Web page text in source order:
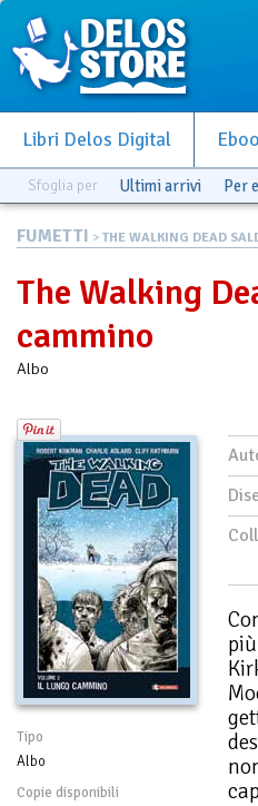
Libri Delos Digital
Sfoglia per Ultimi arrivi Per
FUMETTI > THE WALKING DEAD
The Walking
cammino
Albo
Tipo
Albo
Copie disponibili